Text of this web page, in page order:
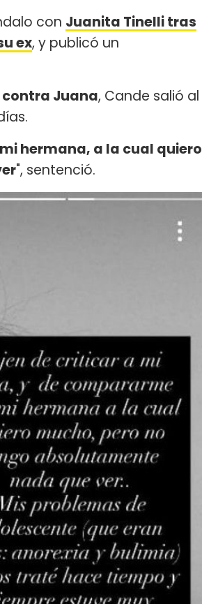
con Juanita Tinelli tras
ex, y publicó un
contra Juana, Cande salió al
hermana, a la cual quiero
", sentenció.